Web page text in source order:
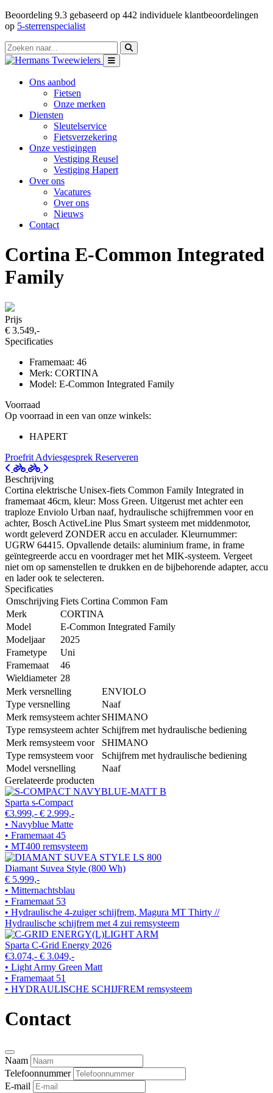
Beoordeling 9.3 gebaseerd op 442 individuele klantbeoordelingen
op 5-sterrenspecialist
Ons aanbod
Fietsen
Onze merken
Diensten
Sleutelservice
Fietsverzekering
Onze vestigingen
Vestiging Reusel
Vestiging Hapert
Over ons
Vacatures
Over ons
Nieuws
Contact
Cortina E-Common Integrated
Family
Prijs
€ 3.549,-
Specificaties
Framemaat: 46
Merk: CORTINA
Model: E-Common Integrated Family
Voorraad
Op voorraad in een van onze winkels:
HAPERT
Proefrit Adviesgesprek Reserveren
Beschrijving
Cortina elektrische Unisex-fiets Common Family Integrated in
framemaat 46cm, kleur: Moss Green. Uitgerust met achter een
traploze Enviolo Urban naaf, hydraulische schijfremmen voor en
achter, Bosch ActiveLine Plus Smart systeem met middenmotor,
wordt geleverd ZONDER accu en acculader. Kleurnummer:
UGRW 64415. Opvallende details: aluminium frame, in frame
geïntegreerde accu en voordrager met het MIK-systeem. Vergeet
niet om op samenstellen te drukken en de bijbehorende adapter, accu
en lader ook te selecteren.
Specificaties
OmschrijvingFiets Cortina Common Fam
Merk
CORTINA
Model
E-Common Integrated Family
Modeljaar
2025
Frametype
Uni
Framemaat
46
Wieldiameter 28
Merk versnelling
ENVIOLO
Type versnelling
Naaf
Merk remsysteem achter SHIMANO
Type remsysteem achter Schijfrem met hydraulische bediening
Merk remsysteem voor
SHIMANO
Type remsysteem voor
Schijfrem met hydraulische bediening
Model versnelling
Naaf
Gerelateerde producten
Sparta s-Compact
€3.999,- € 2.999,-
• Navyblue Matte
• Framemaat 45
• MT400 remsysteem
Diamant Suvea Style (800 Wh)
€ 5.999,-
• Mitternachtsblau
• Framemaat 53
• Hydraulische 4-zuiger schijfrem, Magura MT Thirty //
Hydraulische schijfrem met 4 zui remsysteem
Sparta C-Grid Energy 2026
€3.074,- € 3.049,-
• Light Army Green Matt
• Framemaat 51
• HYDRAULISCHE SCHIJFREM remsysteem
Contact
Naam
Telefoonnummer
E-mail